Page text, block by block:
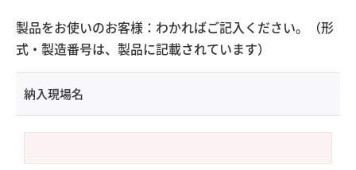
製品をお使いのお客様：わかればご記入ください。（形
式・製造番号は、製品に記載されています）
納入現場名